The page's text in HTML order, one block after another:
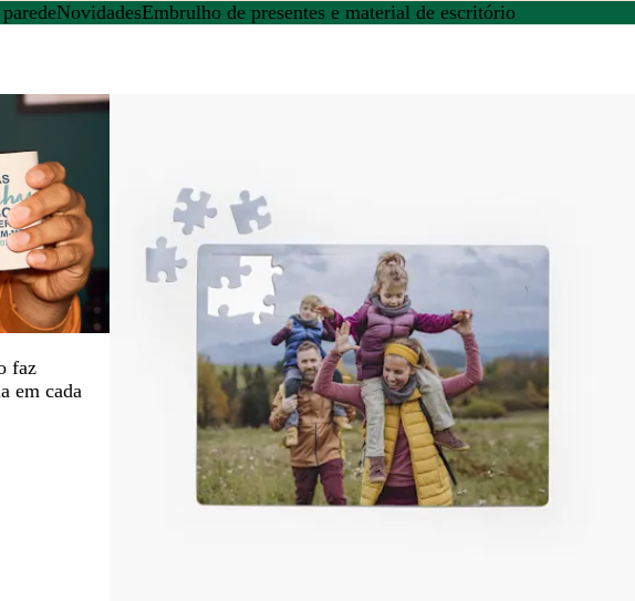
NovidadesEmbrulho de presentes e material de escritório
faz
em cada